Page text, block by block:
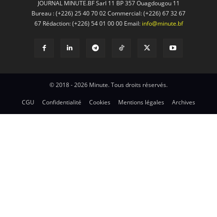
JOURNAL MINUTE.BF Sarl 11 BP 357 Ouagdougou 11
Bureau : (+226) 25 40 70 02 Commercial: (+226) 67 32 67
67 Rédaction: (+226) 54 01 00 00 Email: info@minute.bf
© 2018 - 2026 Minute. Tous droits réservés.
CGU Confidentialité Cookies Mentions légales Archives